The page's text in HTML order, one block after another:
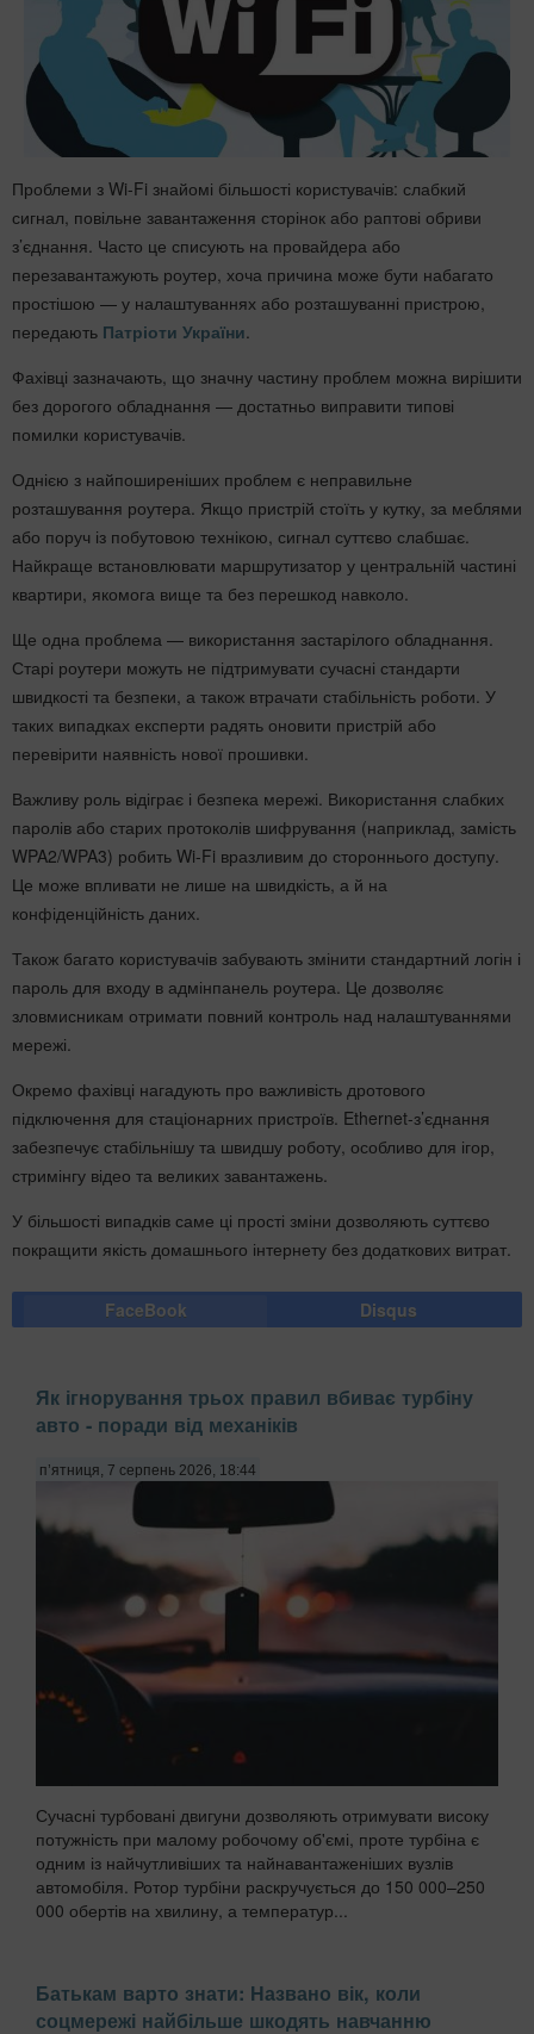
Проблеми з Wi-Fi знайомі більшості користувачів: слабкий
сигнал, повільне завантаження сторінок або раптові обриви
з’єднання. Часто це списують на провайдера або
перезавантажують роутер, хоча причина може бути набагато
простішою — у налаштуваннях або розташуванні пристрою,
передають Патріоти України.
Фахівці зазначають, що значну частину проблем можна вирішити
без дорогого обладнання — достатньо виправити типові
помилки користувачів.
Однією з найпоширеніших проблем є неправильне
розташування роутера. Якщо пристрій стоїть у кутку, за меблями
або поруч із побутовою технікою, сигнал суттєво слабшає.
Найкраще встановлювати маршрутизатор у центральній частині
квартири, якомога вище та без перешкод навколо.
Ще одна проблема — використання застарілого обладнання.
Старі роутери можуть не підтримувати сучасні стандарти
швидкості та безпеки, а також втрачати стабільність роботи. У
таких випадках експерти радять оновити пристрій або
перевірити наявність нової прошивки.
Важливу роль відіграє і безпека мережі. Використання слабких
паролів або старих протоколів шифрування (наприклад, замість
WPA2/WPA3) робить Wi-Fi вразливим до стороннього доступу.
Це може впливати не лише на швидкість, а й на
конфіденційність даних.
Також багато користувачів забувають змінити стандартний логін і
пароль для входу в адмінпанель роутера. Це дозволяє
зловмисникам отримати повний контроль над налаштуваннями
мережі.
Окремо фахівці нагадують про важливість дротового
підключення для стаціонарних пристроїв. Ethernet-з’єднання
забезпечує стабільнішу та швидшу роботу, особливо для ігор,
стримінгу відео та великих завантажень.
У більшості випадків саме ці прості зміни дозволяють суттєво
покращити якість домашнього інтернету без додаткових витрат.
FaceBook Disqus
Як ігнорування трьох правил вбиває турбіну
авто - поради від механіків
п’ятниця, 7 серпень 2026, 18:44
Сучасні турбовані двигуни дозволяють отримувати високу
потужність при малому робочому об'ємі, проте турбіна є
одним із найчутливіших та найнавантаженіших вузлів
автомобіля. Ротор турбіни раскручується до 150 000–250
000 обертів на хвилину, а температур...
Батькам варто знати: Названо вік, коли
соцмережі найбільше шкодять навчанню